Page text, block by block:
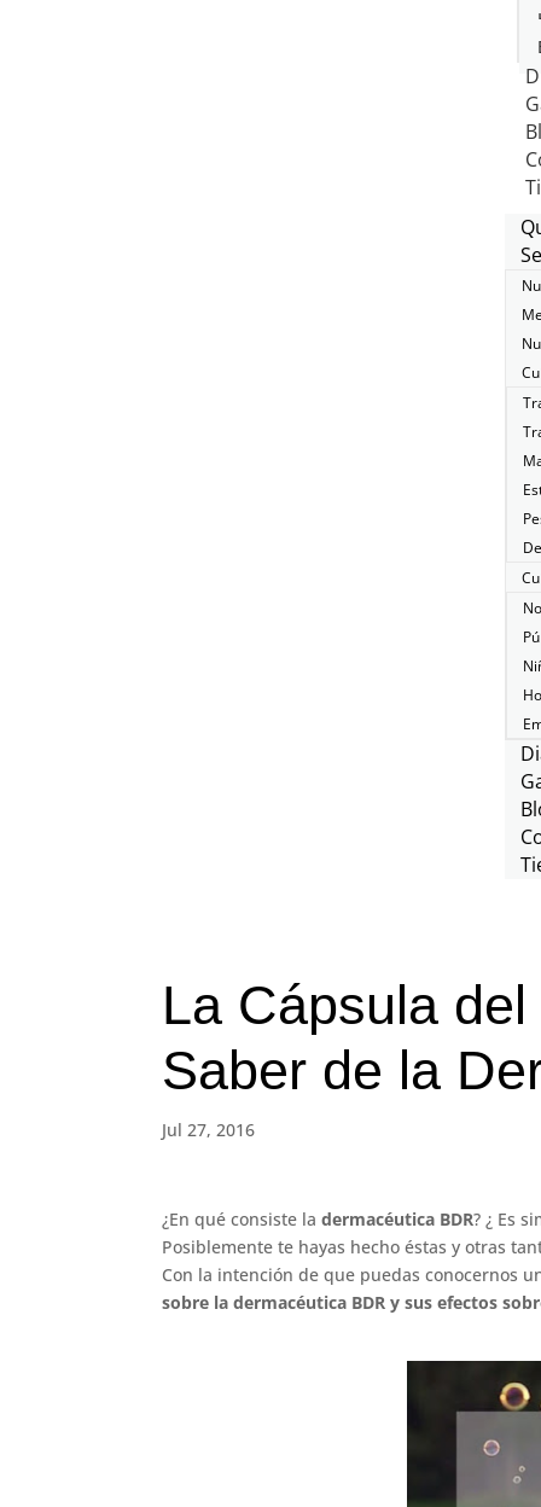
La Cápsula
Saber de la
Jul 27, 2016
¿En qué consiste ladermacéutica BDR? ¿ Es
Posiblemente te hayas hecho éstas y otras
Con la intención de que puedas conocernos
sobre la dermacéutica BDR y sus efectos